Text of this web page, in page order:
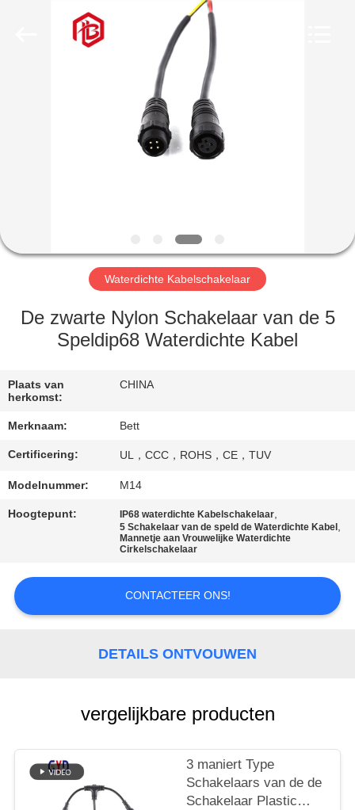
PRODUCTEN
FABRIEKSREIS
KWALITEITSCONTROLE
SITEMAP
PRIVACY
POLICY
Waterdichte Kabelschakelaar
De zwarte Nylon Schakelaar van de 5
Speldip68 Waterdichte Kabel
Plaats van
herkomst:
CHINA
Merknaam: Bett
Certificering: UL，CCC，ROHS，CE，TUV
Modelnummer: M14
Hoogtepunt: IP68 waterdichte Kabelschakelaar,
5 Schakelaar van de speld de Waterdichte Kabel ,
Mannetje aan Vrouwelijke Waterdichte
Cirkelschakelaar
CONTACTEER ONS!
DETAILS ONTVOUWEN
vergelijkbare producten
3 maniert Type
Schakelaars van de de
Schakelaar Plastic